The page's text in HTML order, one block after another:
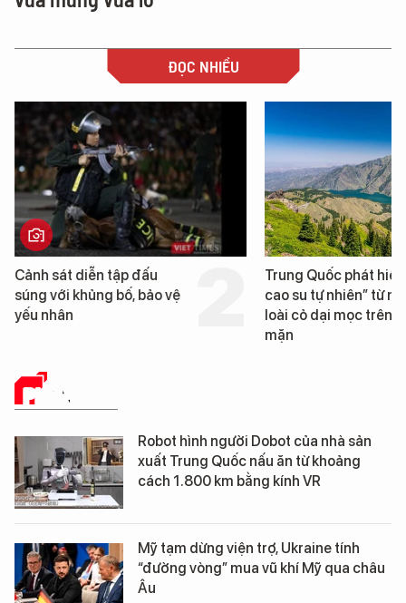
ĐỌC NHIỀU
sát diễn tập đấu
với khủng bố, bảo vệ
nhân
Trung Quốc phát hiện “mỏ
cao su tự nhiên” từ một
loài cỏ dại mọc trên đất
PHÂN TÍCH
Robot hình người Dobot của nhà sản
xuất Trung Quốc nấu ăn từ khoảng
cách 1.800 km bằng kính VR
Mỹ tạm dừng viện trợ, Ukraine tính
“đường vòng” mua vũ khí Mỹ qua châu
Âu